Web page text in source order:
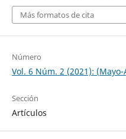
Más formatos de cita
Número
Vol. 6 Núm. 2 (2021): (Mayo-
Sección
Artículos